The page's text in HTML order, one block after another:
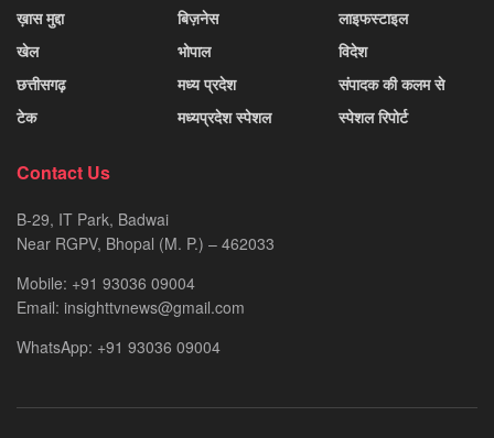
ख़ास मुद्दा
खेल
छत्तीसगढ़
टेक
बिज़नेस
भोपाल
मध्य प्रदेश
मध्यप्रदेश स्पेशल
लाइफस्टाइल
विदेश
संपादक की कलम से
स्पेशल रिपोर्ट
Contact Us
B-29, IT Park, Badwai
Near RGPV, Bhopal (M. P.) – 462033
Mobile: +91 93036 09004
Email: insighttvnews@gmail.com
WhatsApp: +91 93036 09004